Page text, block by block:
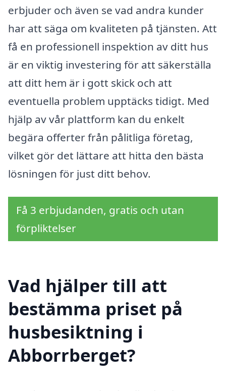
erbjuder och även se vad andra kunder
har att säga om kvaliteten på tjänsten. Att
få en professionell inspektion av ditt hus
är en viktig investering för att säkerställa
att ditt hem är i gott skick och att
eventuella problem upptäcks tidigt. Med
hjälp av vår plattform kan du enkelt
begära offerter från pålitliga företag,
vilket gör det lättare att hitta den bästa
lösningen för just ditt behov.
Få 3 erbjudanden, gratis och utan
förpliktelser
Vad hjälper till att
bestämma priset på
husbesiktning i
Abborrberget?